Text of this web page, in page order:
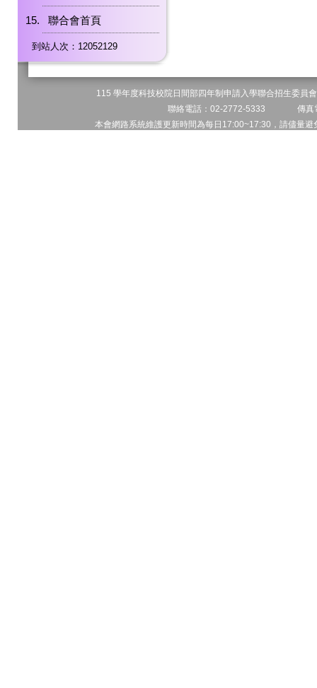
聯合會首頁
到站人次：12052129
115 學年度科技校院日間部四年制申請入學聯合招生委
聯絡電話：02-2772-5333 傳
本會網路系統維護更新時間為每日17:00~17:30，請儘量